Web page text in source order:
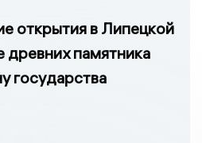
открытия в Липецкой
древних памятника
государства